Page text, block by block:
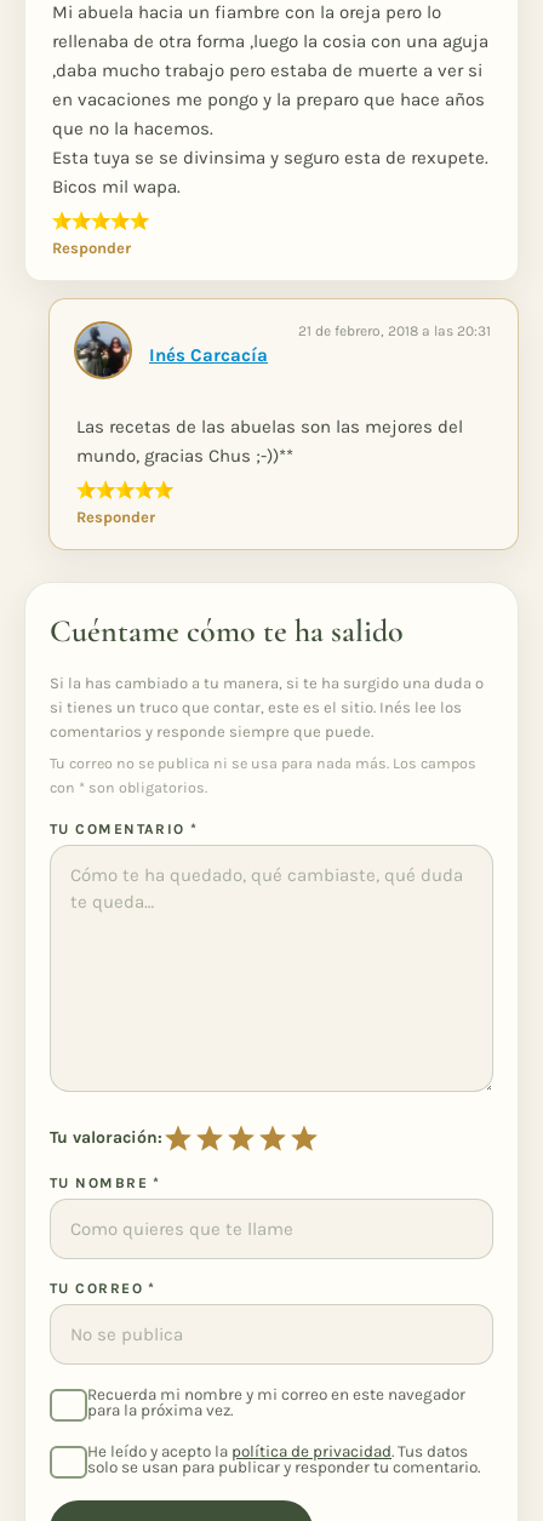
Mi abuela hacia un fiambre con la oreja pero lo
rellenaba de otra forma ,luego la cosia con una aguja
,daba mucho trabajo pero estaba de muerte a ver si
en vacaciones me pongo y la preparo que hace años
que no la hacemos.
Esta tuya se se divinsima y seguro esta de rexupete.
Bicos mil wapa.
Responder
Inés Carcacía
21 de febrero, 2018 a las 20:31
Las recetas de las abuelas son las mejores del
mundo, gracias Chus ;-))**
Responder
Cuéntame cómo te ha salido
Si la has cambiado a tu manera, si te ha surgido una duda o
si tienes un truco que contar, este es el sitio. Inés lee los
comentarios y responde siempre que puede.
Tu correo no se publica ni se usa para nada más. Los campos
con * son obligatorios.
TU COMENTARIO *
Tu valoración:
TU NOMBRE *
TU CORREO *
Recuerda mi nombre y mi correo en este navegador
para la próxima vez.
He leído y acepto la política de privacidad. Tus datos
solo se usan para publicar y responder tu comentario.